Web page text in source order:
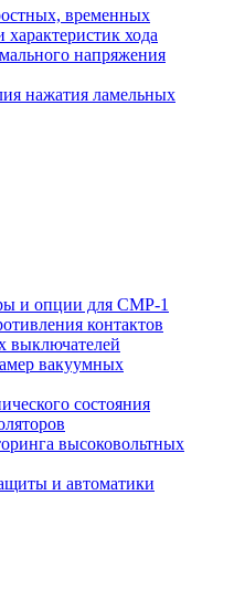
временных
характеристик хода
напряжения
нажатия ламельных
и опции для СМР-1
контактов
выключателей
вакуумных
состояния
высоковольтных
и автоматики